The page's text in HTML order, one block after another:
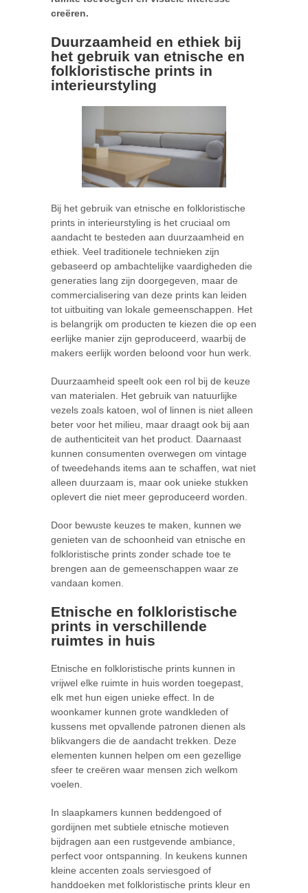
creëren.
Duurzaamheid en ethiek bij
het gebruik van etnische en
folkloristische prints in
interieurstyling
Bij het gebruik van etnische en folkloristische
prints in interieurstyling is het cruciaal om
aandacht te besteden aan duurzaamheid en
ethiek. Veel traditionele technieken zijn
gebaseerd op ambachtelijke vaardigheden die
generaties lang zijn doorgegeven, maar de
commercialisering van deze prints kan leiden
tot uitbuiting van lokale gemeenschappen. Het
is belangrijk om producten te kiezen die op een
eerlijke manier zijn geproduceerd, waarbij de
makers eerlijk worden beloond voor hun werk.
Duurzaamheid speelt ook een rol bij de keuze
van materialen. Het gebruik van natuurlijke
vezels zoals katoen, wol of linnen is niet alleen
beter voor het milieu, maar draagt ook bij aan
de authenticiteit van het product. Daarnaast
kunnen consumenten overwegen om vintage
of tweedehands items aan te schaffen, wat niet
alleen duurzaam is, maar ook unieke stukken
oplevert die niet meer geproduceerd worden.
Door bewuste keuzes te maken, kunnen we
genieten van de schoonheid van etnische en
folkloristische prints zonder schade toe te
brengen aan de gemeenschappen waar ze
vandaan komen.
Etnische en folkloristische
prints in verschillende
ruimtes in huis
Etnische en folkloristische prints kunnen in
vrijwel elke ruimte in huis worden toegepast,
elk met hun eigen unieke effect. In de
woonkamer kunnen grote wandkleden of
kussens met opvallende patronen dienen als
blikvangers die de aandacht trekken. Deze
elementen kunnen helpen om een gezellige
sfeer te creëren waar mensen zich welkom
voelen.
In slaapkamers kunnen beddengoed of
gordijnen met subtiele etnische motieven
bijdragen aan een rustgevende ambiance,
perfect voor ontspanning. In keukens kunnen
kleine accenten zoals serviesgoed of
handdoeken met folkloristische prints kleur en